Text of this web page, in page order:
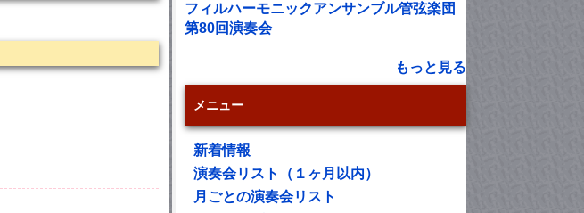
フィルハーモニックアンサンブル管弦楽団
第80回演奏会
もっと見る
メニュー
新着情報
演奏会リスト（１ヶ月以内）
月ごとの演奏会リスト